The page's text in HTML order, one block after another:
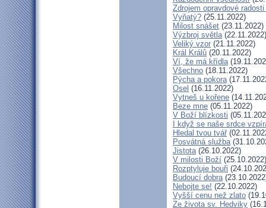
Zdrojem opravdové
Vyňatý? (25.11.2022)
Milost snášet (23.11.2022)
Výzbroj světla(22.11.2022)
Veliký vzor (21.11.2022)
Král Králů (20.11.2022)
Ví, že má křídla
Všechno (18.11.2022)
Pýcha a pokora
Osel (16.11.2022)
Vytneš u kořene
Beze mne (05.11.2022)
V Boží blízkosti
I když se naše srdce
Hledal tvou tvář
Posvátná služba
Jistota(26.10.2022)
V milosti Boží (25.10.2022)
Rozptyluje bouři
Budoucí dobra
Nebojte se! (22.10.2022)
Vyšší cenu než zlato
Ze života sv. Hedviky